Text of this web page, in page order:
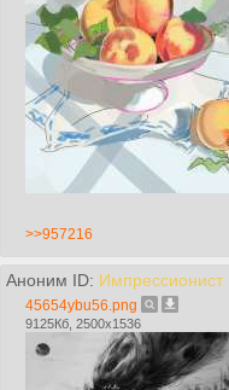
>>957216
Аноним ID: Импрессионист
45654ybu56.png
9125Кб, 2500x1536